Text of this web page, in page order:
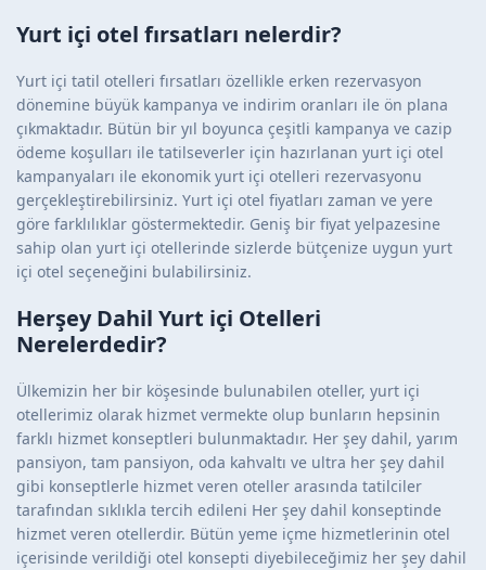
Yurt içi otel fırsatları nelerdir?
Yurt içi tatil otelleri fırsatları özellikle erken rezervasyon
dönemine büyük kampanya ve indirim oranları ile ön plana
çıkmaktadır. Bütün bir yıl boyunca çeşitli kampanya ve cazip
ödeme koşulları ile tatilseverler için hazırlanan yurt içi otel
kampanyaları ile ekonomik yurt içi otelleri rezervasyonu
gerçekleştirebilirsiniz. Yurt içi otel fiyatları zaman ve yere
göre farklılıklar göstermektedir. Geniş bir fiyat yelpazesine
sahip olan yurt içi otellerinde sizlerde bütçenize uygun yurt
içi otel seçeneğini bulabilirsiniz.
Herşey Dahil Yurt içi Otelleri
Nerelerdedir?
Ülkemizin her bir köşesinde bulunabilen oteller, yurt içi
otellerimiz olarak hizmet vermekte olup bunların hepsinin
farklı hizmet konseptleri bulunmaktadır. Her şey dahil, yarım
pansiyon, tam pansiyon, oda kahvaltı ve ultra her şey dahil
gibi konseptlerle hizmet veren oteller arasında tatilciler
tarafından sıklıkla tercih edileni Her şey dahil konseptinde
hizmet veren otellerdir. Bütün yeme içme hizmetlerinin otel
içerisinde verildiği otel konsepti diyebileceğimiz her şey dahil